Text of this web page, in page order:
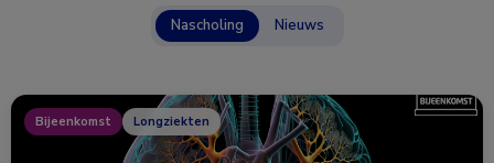
Nascholing Nieuws
Bijeenkomst Longziekten